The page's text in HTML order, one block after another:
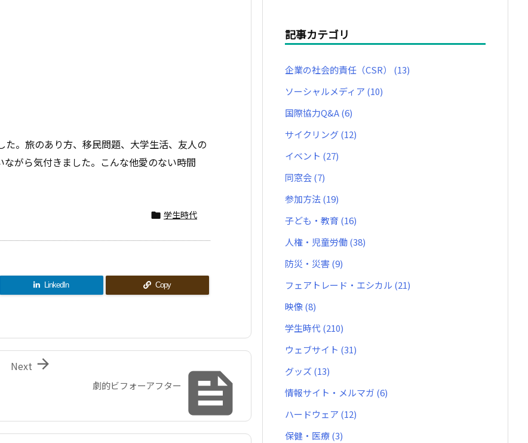
。旅のあり方、移民問題、大学生活、友人の
がら気付きました。こんな他愛のない時間
 学生時代
LinkedIn Copy

劇的ビフォーアフター

Next
記事カテゴリ
企業の社会的責任（CSR） (13)
ソーシャルメディア (10)
国際協力Q&A(6)
サイクリング(12)
イベント (27)
同窓会(7)
参加方法(19)
子ども・教育 (16)
人権・児童労働(38)
防災・災害(9)
フェアトレード・エシカル (21)
映像(8)
学生時代(210)
ウェブサイト (31)
グッズ (13)
情報サイト・メルマガ (6)
ハードウェア (12)
保健・医療(3)